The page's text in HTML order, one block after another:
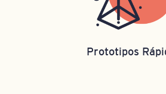
Prototipos